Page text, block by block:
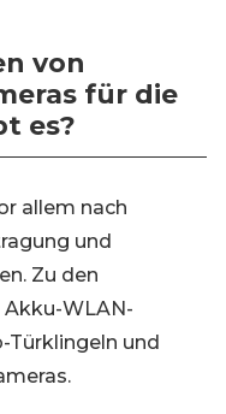
von
für die
es?
allem nach
und
Zu den
WLAN-
Türklingeln und